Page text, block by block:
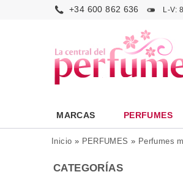
+34 600 862 636 L-V:
MARCAS PERFUMES
Inicio » PERFUMES » Perfumes
CATEGORÍAS